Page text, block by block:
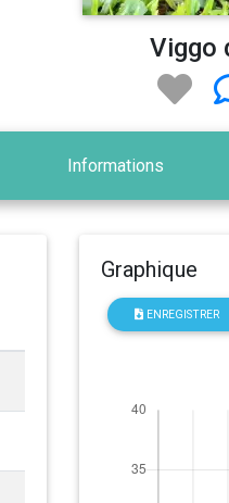
Viggo
Informations
Graphique
ENREGISTRER